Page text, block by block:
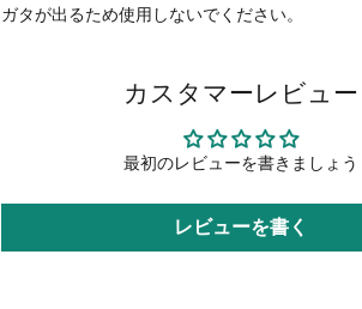
ガタが出るため使用しないでください。
カスタマーレビュー
最初のレビューを書きましょう
レビューを書く